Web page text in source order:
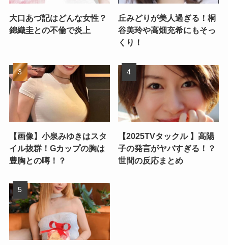
大口あづ記はどんな女性？
錦織圭との不倫で炎上
丘みどりが美人過ぎる！桐
谷美玲や高畑充希にもそっ
くり！
【画像】小泉みゆきはスタ
イル抜群！Gカップの胸は
豊胸との噂！？
【2025TVタックル 】高陽
子の発言がヤバすぎる！？
世間の反応まとめ